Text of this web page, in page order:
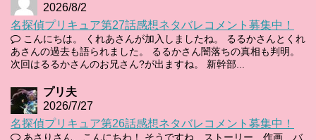
2026/8/2
名探偵プリキュア第27話感想ネタバレコメント募集中！
こんにちは。 くれあさんが加入しましたね。 るるかさんとくれ
あさんの過去も語られました。 るるかさん闇落ちの真相も判明。
次回はるるかさんのお兄さん?が出ますね。 新幹部...
プリ夫
2026/7/27
名探偵プリキュア第26話感想ネタバレコメント募集中！
あさりさん、こんにちわ！ そうですね、ストーリー、作画、バ